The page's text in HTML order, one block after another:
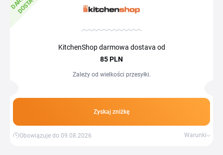
KitchenShop darmowa dostava od
85 PLN
Zależy od wielkości przesyłki.
Zyskaj zniżkę
Obowiązuje do 09.08.2026 Warunki